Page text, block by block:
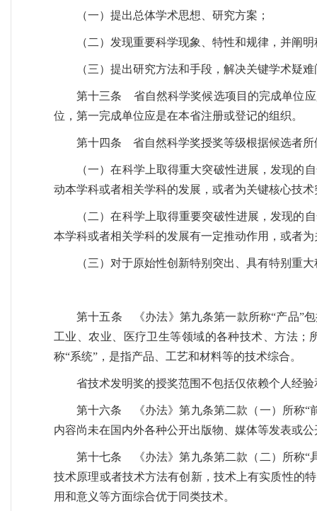
（一）提出总体学术思想、研究方案；
（二）发现重要科学现象、特性和规律，并阐
（三）提出研究方法和手段，解决关键学术疑
第十三条 省自然科学奖候选项目的完成单位
位，第一完成单位应是在本省注册或登记的组织。
第十四条 省自然科学奖授奖等级根据候选者
（一）在科学上取得重大突破性进展，发现的
动本学科或者相关学科的发展，或者为关键核心技
（二）在科学上取得重要突破性进展，发现的
本学科或者相关学科的发展有一定推动作用，或者
（三）对于原始性创新特别突出、具有特别重
第十五条 《办法》第九条第一款所称“产品”
工业、农业、医疗卫生等领域的各种技术、方法；
称“系统”，是指产品、工艺和材料等的技术综合。
省技术发明奖的授奖范围不包括仅依赖个人经
第十六条 《办法》第九条第二款（一）所称“
内容尚未在国内外各种公开出版物、媒体等发表或
第十七条 《办法》第九条第二款（二）所称“
技术原理或者技术方法有创新，技术上有实质性的
用和意义等方面综合优于同类技术。